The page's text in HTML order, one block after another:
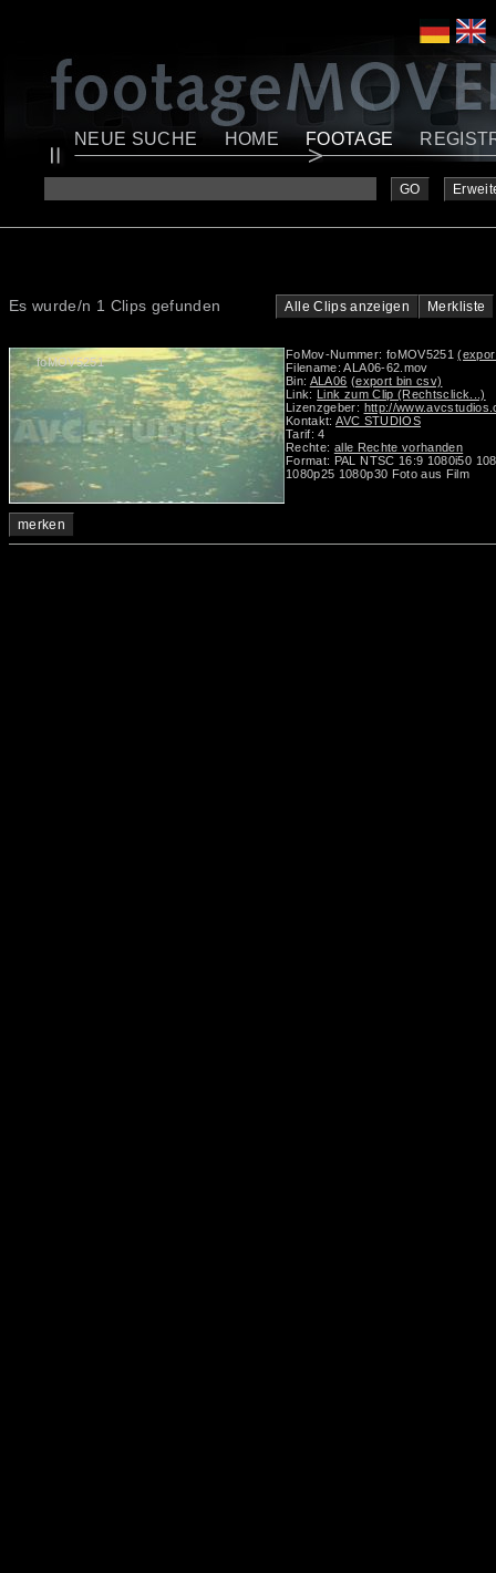
NEUE SUCHE HOME FOOTAGE
GO
Es wurde/n 1 Clips gefunden Alle Clips anzeigen Merkliste
foMOV5251
merken
FoMov-Nummer: foMOV5251
Filename: ALA06-62.mov
Bin: ALA06 (export bin csv)
Link: Link zum Clip (Rechtsclick...)
Lizenzgeber: http://
Kontakt:AVC STUDIOS
Tarif: 4
Rechte: alle Rechte vorhanden
Format: PAL NTSC 16:9 1080i50
1080p25 1080p30 Foto aus Film